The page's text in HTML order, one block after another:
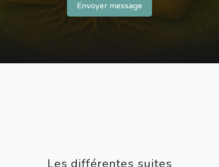
Envoyer message
Les différentes suites